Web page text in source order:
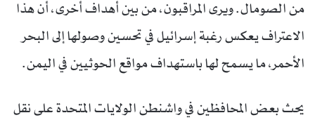
من الصومال. ويرى المراقبون، من بين أهداف أخرى، أن هذا
الاعتراف يعكس رغبة إسرائيل في تحسين وصولها إلى البحر
الأحمر، ما يسمح لها باستهداف مواقع الحوثيين في اليمن.
يحث بعض المحافظين في واشنطن الولايات المتحدة على نقل